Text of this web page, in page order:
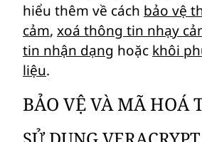
hiểu thêm về cách bảo vệ
cảm, xoá thông tin nhạy
tin nhận dạng hoặc khôi
liệu.
BẢO VỆ VÀ MÃ HOÁ